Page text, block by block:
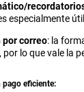
especialmente
por correo: la
por lo que vale la
pago eficiente: